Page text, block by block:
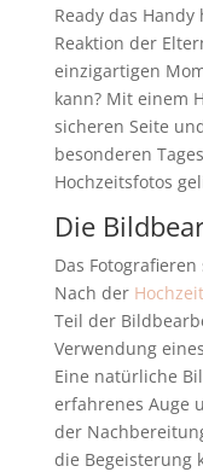
Ready das
Reaktion der
einzigartigen
kann? Mit einem
sicheren Seite
besonderen
Hochzeitsfotos
Die
Das
Nach der
Teil der
Verwendung
Eine natürliche
erfahrenes Auge
der
die Begeisterung